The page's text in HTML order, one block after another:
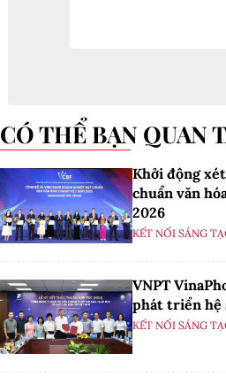
CÓ THỂ BẠN QUAN
Khởi động
chuẩn văn
2026
KẾT NỐI SÁNG
VNPT
phát triển hệ
KẾT NỐI SÁNG